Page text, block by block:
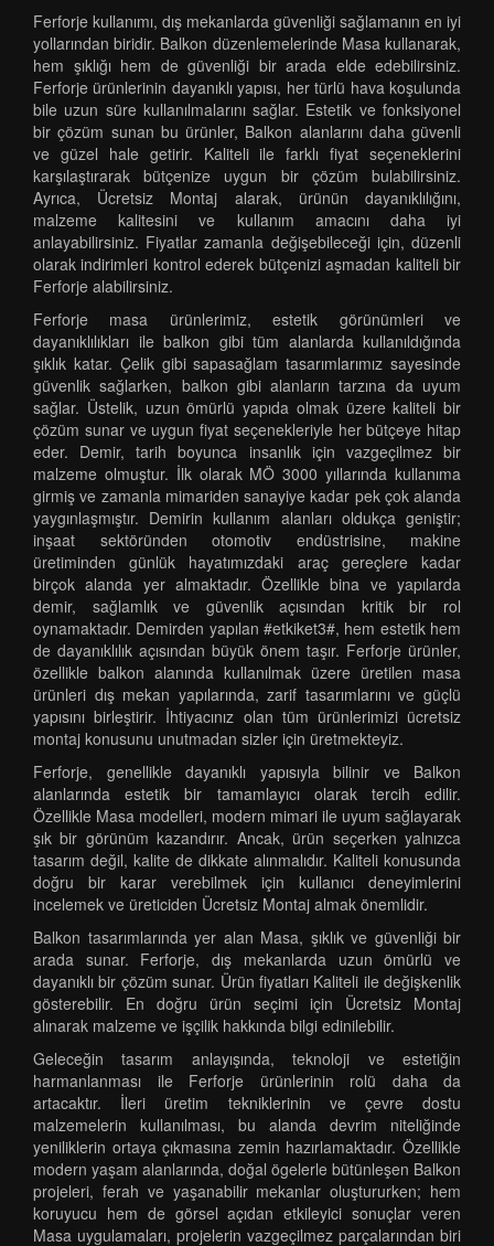
Ferforje kullanımı, dış mekanlarda güvenliği sağlamanın en iyi
yollarından biridir. Balkon düzenlemelerinde Masa kullanarak,
hem şıklığı hem de güvenliği bir arada elde edebilirsiniz.
Ferforje ürünlerinin dayanıklı yapısı, her türlü hava koşulunda
bile uzun süre kullanılmalarını sağlar. Estetik ve fonksiyonel
bir çözüm sunan bu ürünler, Balkon alanlarını daha güvenli
ve güzel hale getirir. Kaliteli ile farklı fiyat seçeneklerini
karşılaştırarak bütçenize uygun bir çözüm bulabilirsiniz.
Ayrıca, Ücretsiz Montaj alarak, ürünün dayanıklılığını,
malzeme kalitesini ve kullanım amacını daha iyi
anlayabilirsiniz. Fiyatlar zamanla değişebileceği için, düzenli
olarak indirimleri kontrol ederek bütçenizi aşmadan kaliteli bir
Ferforje alabilirsiniz.
Ferforje masa ürünlerimiz, estetik görünümleri ve
dayanıklılıkları ile balkon gibi tüm alanlarda kullanıldığında
şıklık katar. Çelik gibi sapasağlam tasarımlarımız sayesinde
güvenlik sağlarken, balkon gibi alanların tarzına da uyum
sağlar. Üstelik, uzun ömürlü yapıda olmak üzere kaliteli bir
çözüm sunar ve uygun fiyat seçenekleriyle her bütçeye hitap
eder. Demir, tarih boyunca insanlık için vazgeçilmez bir
malzeme olmuştur. İlk olarak MÖ 3000 yıllarında kullanıma
girmiş ve zamanla mimariden sanayiye kadar pek çok alanda
yaygınlaşmıştır. Demirin kullanım alanları oldukça geniştir;
inşaat sektöründen otomotiv endüstrisine, makine
üretiminden günlük hayatımızdaki araç gereçlere kadar
birçok alanda yer almaktadır. Özellikle bina ve yapılarda
demir, sağlamlık ve güvenlik açısından kritik bir rol
oynamaktadır. Demirden yapılan #etkiket3#, hem estetik hem
de dayanıklılık açısından büyük önem taşır. Ferforje ürünler,
özellikle balkon alanında kullanılmak üzere üretilen masa
ürünleri dış mekan yapılarında, zarif tasarımlarını ve güçlü
yapısını birleştirir. İhtiyacınız olan tüm ürünlerimizi ücretsiz
montaj konusunu unutmadan sizler için üretmekteyiz.
Ferforje, genellikle dayanıklı yapısıyla bilinir ve Balkon
alanlarında estetik bir tamamlayıcı olarak tercih edilir.
Özellikle Masa modelleri, modern mimari ile uyum sağlayarak
şık bir görünüm kazandırır. Ancak, ürün seçerken yalnızca
tasarım değil, kalite de dikkate alınmalıdır. Kaliteli konusunda
doğru bir karar verebilmek için kullanıcı deneyimlerini
incelemek ve üreticiden Ücretsiz Montaj almak önemlidir.
Balkon tasarımlarında yer alan Masa, şıklık ve güvenliği bir
arada sunar. Ferforje, dış mekanlarda uzun ömürlü ve
dayanıklı bir çözüm sunar. Ürün fiyatları Kaliteli ile değişkenlik
gösterebilir. En doğru ürün seçimi için Ücretsiz Montaj
alınarak malzeme ve işçilik hakkında bilgi edinilebilir.
Geleceğin tasarım anlayışında, teknoloji ve estetiğin
harmanlanması ile Ferforje ürünlerinin rolü daha da
artacaktır. İleri üretim tekniklerinin ve çevre dostu
malzemelerin kullanılması, bu alanda devrim niteliğinde
yeniliklerin ortaya çıkmasına zemin hazırlamaktadır. Özellikle
modern yaşam alanlarında, doğal ögelerle bütünleşen Balkon
projeleri, ferah ve yaşanabilir mekanlar oluştururken; hem
koruyucu hem de görsel açıdan etkileyici sonuçlar veren
Masa uygulamaları, projelerin vazgeçilmez parçalarından biri